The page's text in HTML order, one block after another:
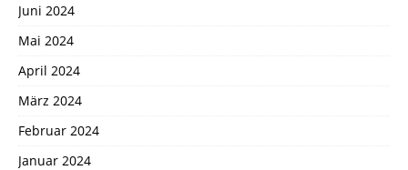
Juni 2024
Mai 2024
April 2024
März 2024
Februar 2024
Januar 2024